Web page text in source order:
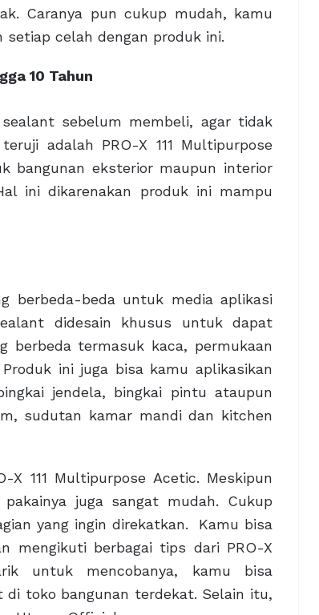
Caranya pun cukup mudah, kamu
celah dengan produk ini.
10 Tahun
sebelum membeli, agar tidak
adalah PRO-X 111 Multipurpose
bangunan eksterior maupun interior
ini dikarenakan produk ini mampu
berbeda-beda untuk media aplikasi
didesain khusus untuk dapat
berbeda termasuk kaca, permukaan
ini juga bisa kamu aplikasikan
jendela, bingkai pintu ataupun
sudutan kamar mandi dan kitchen
X 111 Multipurpose Acetic. Meskipun
juga sangat mudah. Cukup
yang ingin direkatkan. Kamu bisa
mengikuti berbagai tips dari PRO-X
untuk mencobanya, kamu bisa
di toko bangunan terdekat. Selain itu,